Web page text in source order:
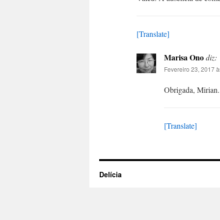
[Translate]
Marisa Onodiz:
Fevereiro 23, 2017
Obrigada, Mirian.
[Translate]
Delícia